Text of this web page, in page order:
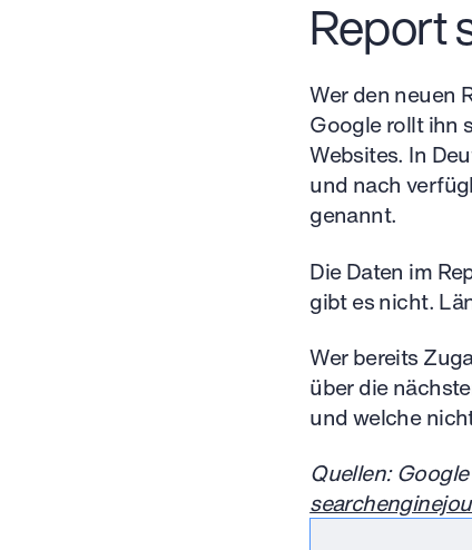
Report
Wer den neuen
Google rollt ihn
Websites. In
und nach
genannt.
Die Daten im
gibt es nicht.
Wer bereits
über die
und welche
Quellen: